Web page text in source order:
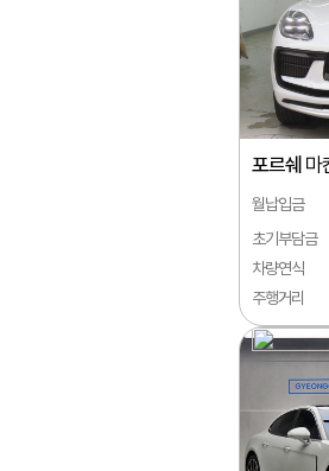
오펠
올즈모빌
이네오스
이베코
이스즈
인피니티
재규어
지리
쯔더우
포르쉐 마
월납입금
초기부담금
차량연식
주행거리